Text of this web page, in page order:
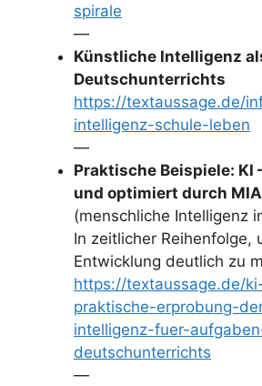
spirale
—
Künstliche Intelligenz
Deutschunterrichts
https://textaussage.de/
intelligenz-schule-leben
—
Praktische Beispiele: KI
und optimiert durch MIA
(menschliche Intelligenz
In zeitlicher Reihenfolge,
Entwicklung deutlich zu
https://textaussage.de/
praktische-erprobung-
intelligenz-fuer-
deutschunterrichts
—